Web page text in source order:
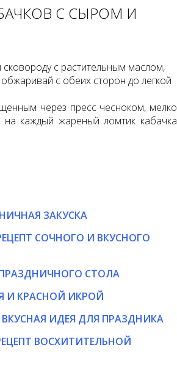
С СЫРОМ И
с растительным маслом,
с обеих сторон до легкой
через пресс чесноком, мелко
каждый жареный ломтик кабачка
ЗАКУСКА
СОЧНОГО И ВКУСНОГО
СТОЛА
И КРАСНОЙ ИКРОЙ
ИДЕЯ ДЛЯ ПРАЗДНИКА
ВОСХИТИТЕЛЬНОЙ